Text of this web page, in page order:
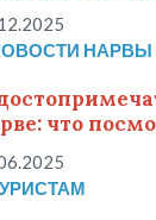
НАРВЫ
что